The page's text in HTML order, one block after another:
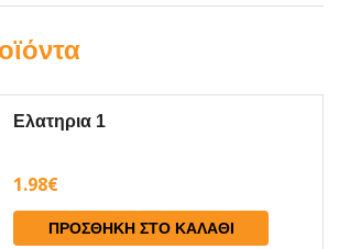
Ελατηρια 1
1.98€
ΠΡΟΣΘΉΚΗ ΣΤΟ ΚΑΛΆΘΙ